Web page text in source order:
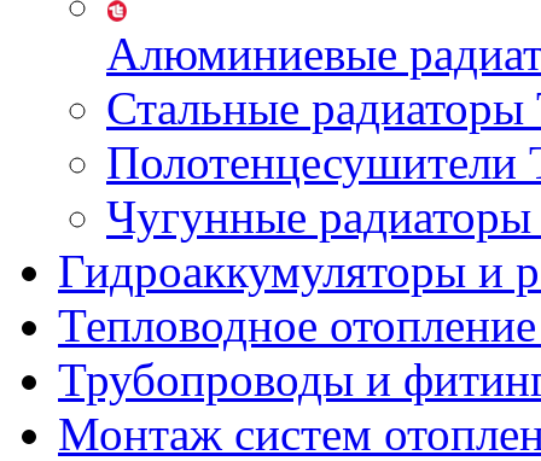
Алюминиевые
Стальные
Чугунные
Гидроаккумуляторы и
Тепловодное
Трубопроводы и
Монтаж систем